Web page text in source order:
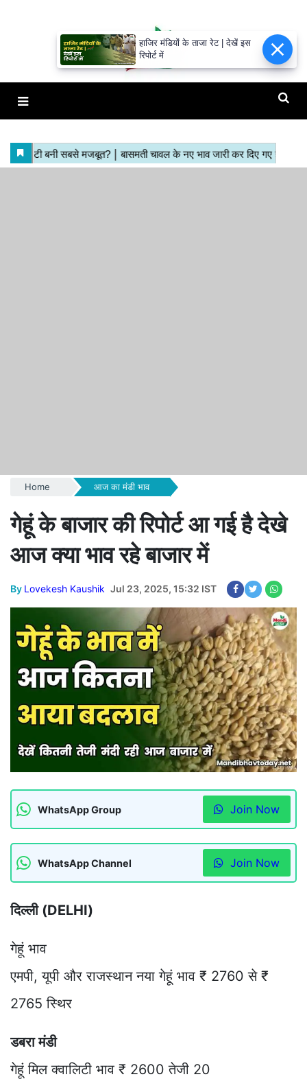
Home आज का मंडी भाव
गेहूं के बाजार की रिपोर्ट आ गई है देखे
आज क्या भाव रहे बाजार में
By Lovekesh Kaushik Jul 23, 2025, 15:32 IST
WhatsApp Group Join Now
WhatsApp Channel Join Now
दिल्ली (DELHI)
गेहूं भाव
एमपी, यूपी और राजस्थान नया गेहूं भाव ₹ 2760 से ₹
2765 स्थिर
डबरा मंडी
गेहूं मिल क्वालिटी भाव ₹ 2600 तेजी 20
हाजिर मंडियों के ताजा रेट | देखें इस
रिपोर्ट में